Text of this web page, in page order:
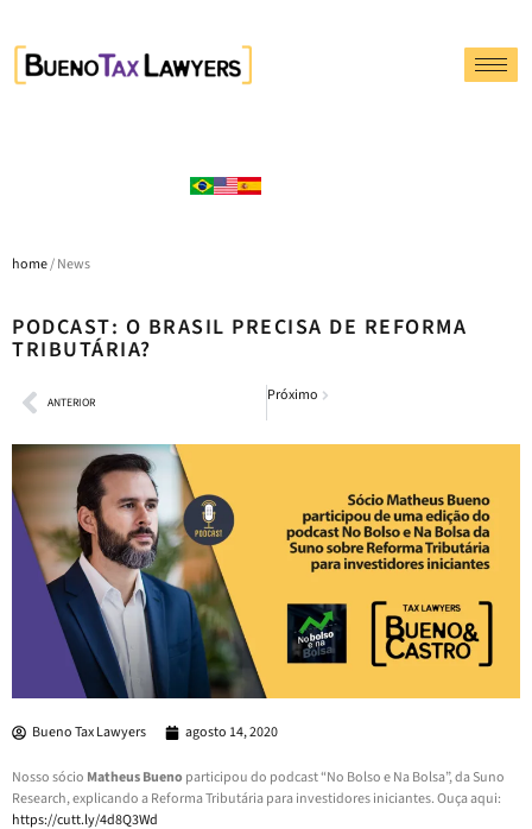
home/ News
PODCAST: O BRASIL PRECISA DE REFORMA
TRIBUTÁRIA?
ANTERIOR Próximo
Bueno Tax Lawyers agosto 14, 2020
Nosso sócio Matheus Buenoparticipou do podcast “No Bolso e Na Bolsa”, da Suno
Research, explicando a Reforma Tributária para investidores iniciantes. Ouça aqui:
https://cutt.ly/4d8Q3Wd